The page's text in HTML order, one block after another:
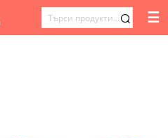
ТЪРСЕНЕ
☰